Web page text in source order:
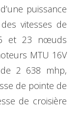
puissance
vitesses de
et 23 nœuds
MTU 16V
de 2 638 mhp,
de pointe de
de croisière